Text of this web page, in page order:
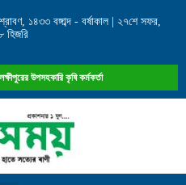
১৪৩৩ বঙ্গাব্দ - বর্ষাকাল | ২৭শে সফর,
হিজরি
উপসহকারি কৃষি কর্মকর্তা